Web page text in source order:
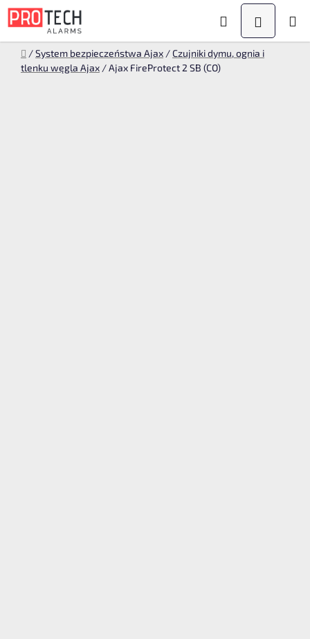
Przejść
do
Szukaj KOSZYK
Home
/System bezpieczeństwa Ajax /Czujniki dymu, ognia i
tlenku węgla Ajax /Ajax FireProtect 2 SB (CO)